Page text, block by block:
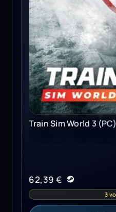
Train Sim World 3 (PC)
62,39 €
3